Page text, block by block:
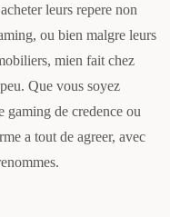
leurs repere non
ou bien malgre leurs
mien fait chez
Que vous soyez
gaming de credence ou
a tout de agreer, avec